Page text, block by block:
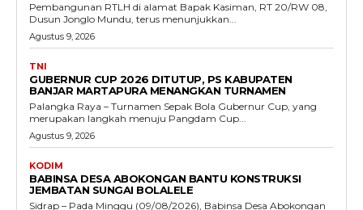
Pembangunan RTLH di alamat Bapak Kasiman, RT 20/RW 08,
Dusun Jonglo Mundu, terus menunjukkan...
Agustus 9, 2026
TNI
GUBERNUR CUP 2026 DITUTUP, PS KABUPATEN
BANJAR MARTAPURA MENANGKAN TURNAMEN
Palangka Raya – Turnamen Sepak Bola Gubernur Cup, yang
merupakan langkah menuju Pangdam Cup...
Agustus 9, 2026
KODIM
BABINSA DESA ABOKONGAN BANTU KONSTRUKSI
JEMBATAN SUNGAI BOLALELE
Sidrap – Pada Minggu (09/08/2026), Babinsa Desa Abokongan